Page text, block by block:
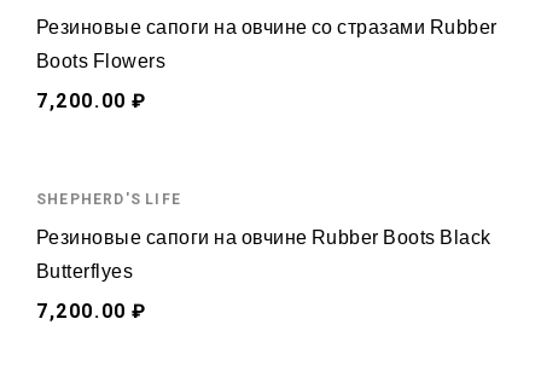
Резиновые сапоги на овчине со стразами Rubber
Boots Flowers
7,200.00 ₽
SHEPHERD'S LIFE
Резиновые сапоги на овчине Rubber Boots Black
Butterflyes
7,200.00 ₽